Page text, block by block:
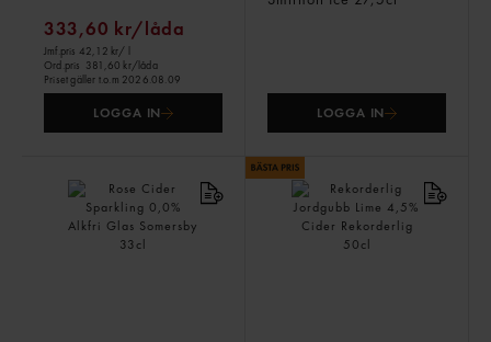
333,60 kr/låda
Jmf.pris 42,12 kr/ l
Ord.pris 381,60 kr/låda
Priset gäller t.o.m 2026.08.09
LOGGA IN LOGGA IN